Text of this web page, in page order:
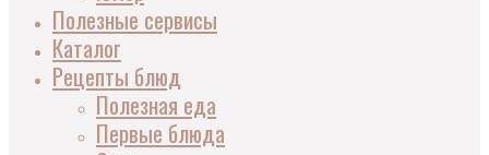
Полезные сервисы
Каталог
Рецепты блюд
Полезная еда
Первые блюда